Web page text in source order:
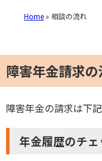
Home » 相談の流れ
障害年金請求
障害年金の請求は下
年金履歴のチェ